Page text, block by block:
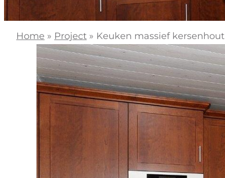
Home » Project » Keuken massief kersenhout